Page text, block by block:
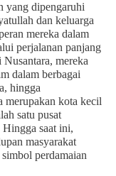
yang dipengaruhi
dan keluarga
mereka dalam
perjalanan panjang
mereka
dalam berbagai
hingga
merupakan kota kecil
satu pusat
Hingga saat ini,
masyarakat
perdamaian